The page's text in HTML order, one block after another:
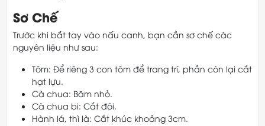
Sơ Chế
Trước khi bắt tay vào nấu canh, bạn cần sơ chế các
nguyên liệu như sau:
Tôm: Để riêng 3 con tôm để trang trí, phần còn lại cắt
hạt lựu.
Cà chua: Băm nhỏ.
Cà chua bi: Cắt đôi.
Hành lá, thì là: Cắt khúc khoảng 3cm.